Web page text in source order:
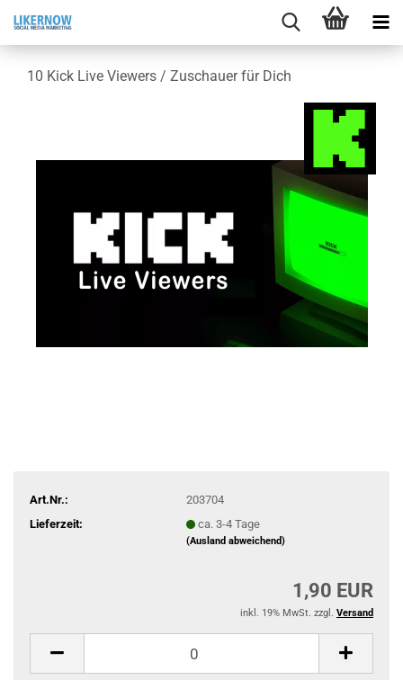
10 Kick Live View­ers / Zu­schau­er für Dich
Art.Nr.:
203704
Lieferzeit:
ca. 3-4 Tage
(Ausland abweichend)
1,90 EUR
inkl. 19% MwSt. zzgl. Versand